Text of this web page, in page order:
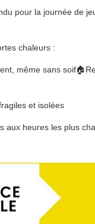
pour la journée de
chaleurs :
même sans
et isolées
aux heures les plus